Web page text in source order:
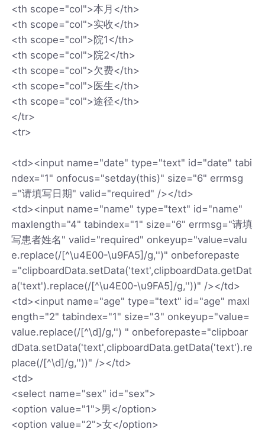
<th scope="col">本月</th>
<th scope="col">实收</th>
<th scope="col">院1</th>
<th scope="col">院2</th>
<th scope="col">欠费</th>
<th scope="col">医生</th>
<th scope="col">途径</th>
</tr>
<tr>
<td><input name="date" type="text" id="date" tabi
ndex="1" onfocus="setday(this)" size="6" errmsg
="请填写日期" valid="required" /></td>
<td><input name="name" type="text" id="name"
maxlength="4" tabindex="1" size="6" errmsg="请填
写患者姓名" valid="required" onkeyup="value=valu
e.replace(/[^\u4E00-\u9FA5]/g,'')" onbeforepaste
="clipboardData.setData('text',clipboardData.getDat
a('text').replace(/[^\u4E00-\u9FA5]/g,''))" /></td>
<td><input name="age" type="text" id="age" maxl
ength="2" tabindex="1" size="3" onkeyup="value=
value.replace(/[^\d]/g,'') " onbeforepaste="clipboar
dData.setData('text',clipboardData.getData('text').re
place(/[^\d]/g,''))" /></td>
<td>
<select name="sex" id="sex">
<option value="1">男</option>
<option value="2">女</option>